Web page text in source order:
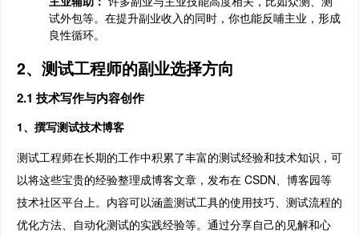
试外包等。在提升副业收入的同时，你也能反哺主业，形成
良性循环。
2、测试工程师的副业选择方向
2.1 技术写作与内容创作
1、撰写测试技术博客
测试工程师在长期的工作中积累了丰富的测试经验和技术知识，可
以将这些宝贵的经验整理成博客文章，发布在 CSDN、博客园等
技术社区平台上。内容可以涵盖测试工具的使用技巧、测试流程的
优化方法、自动化测试的实践经验等。通过分享自己的见解和心